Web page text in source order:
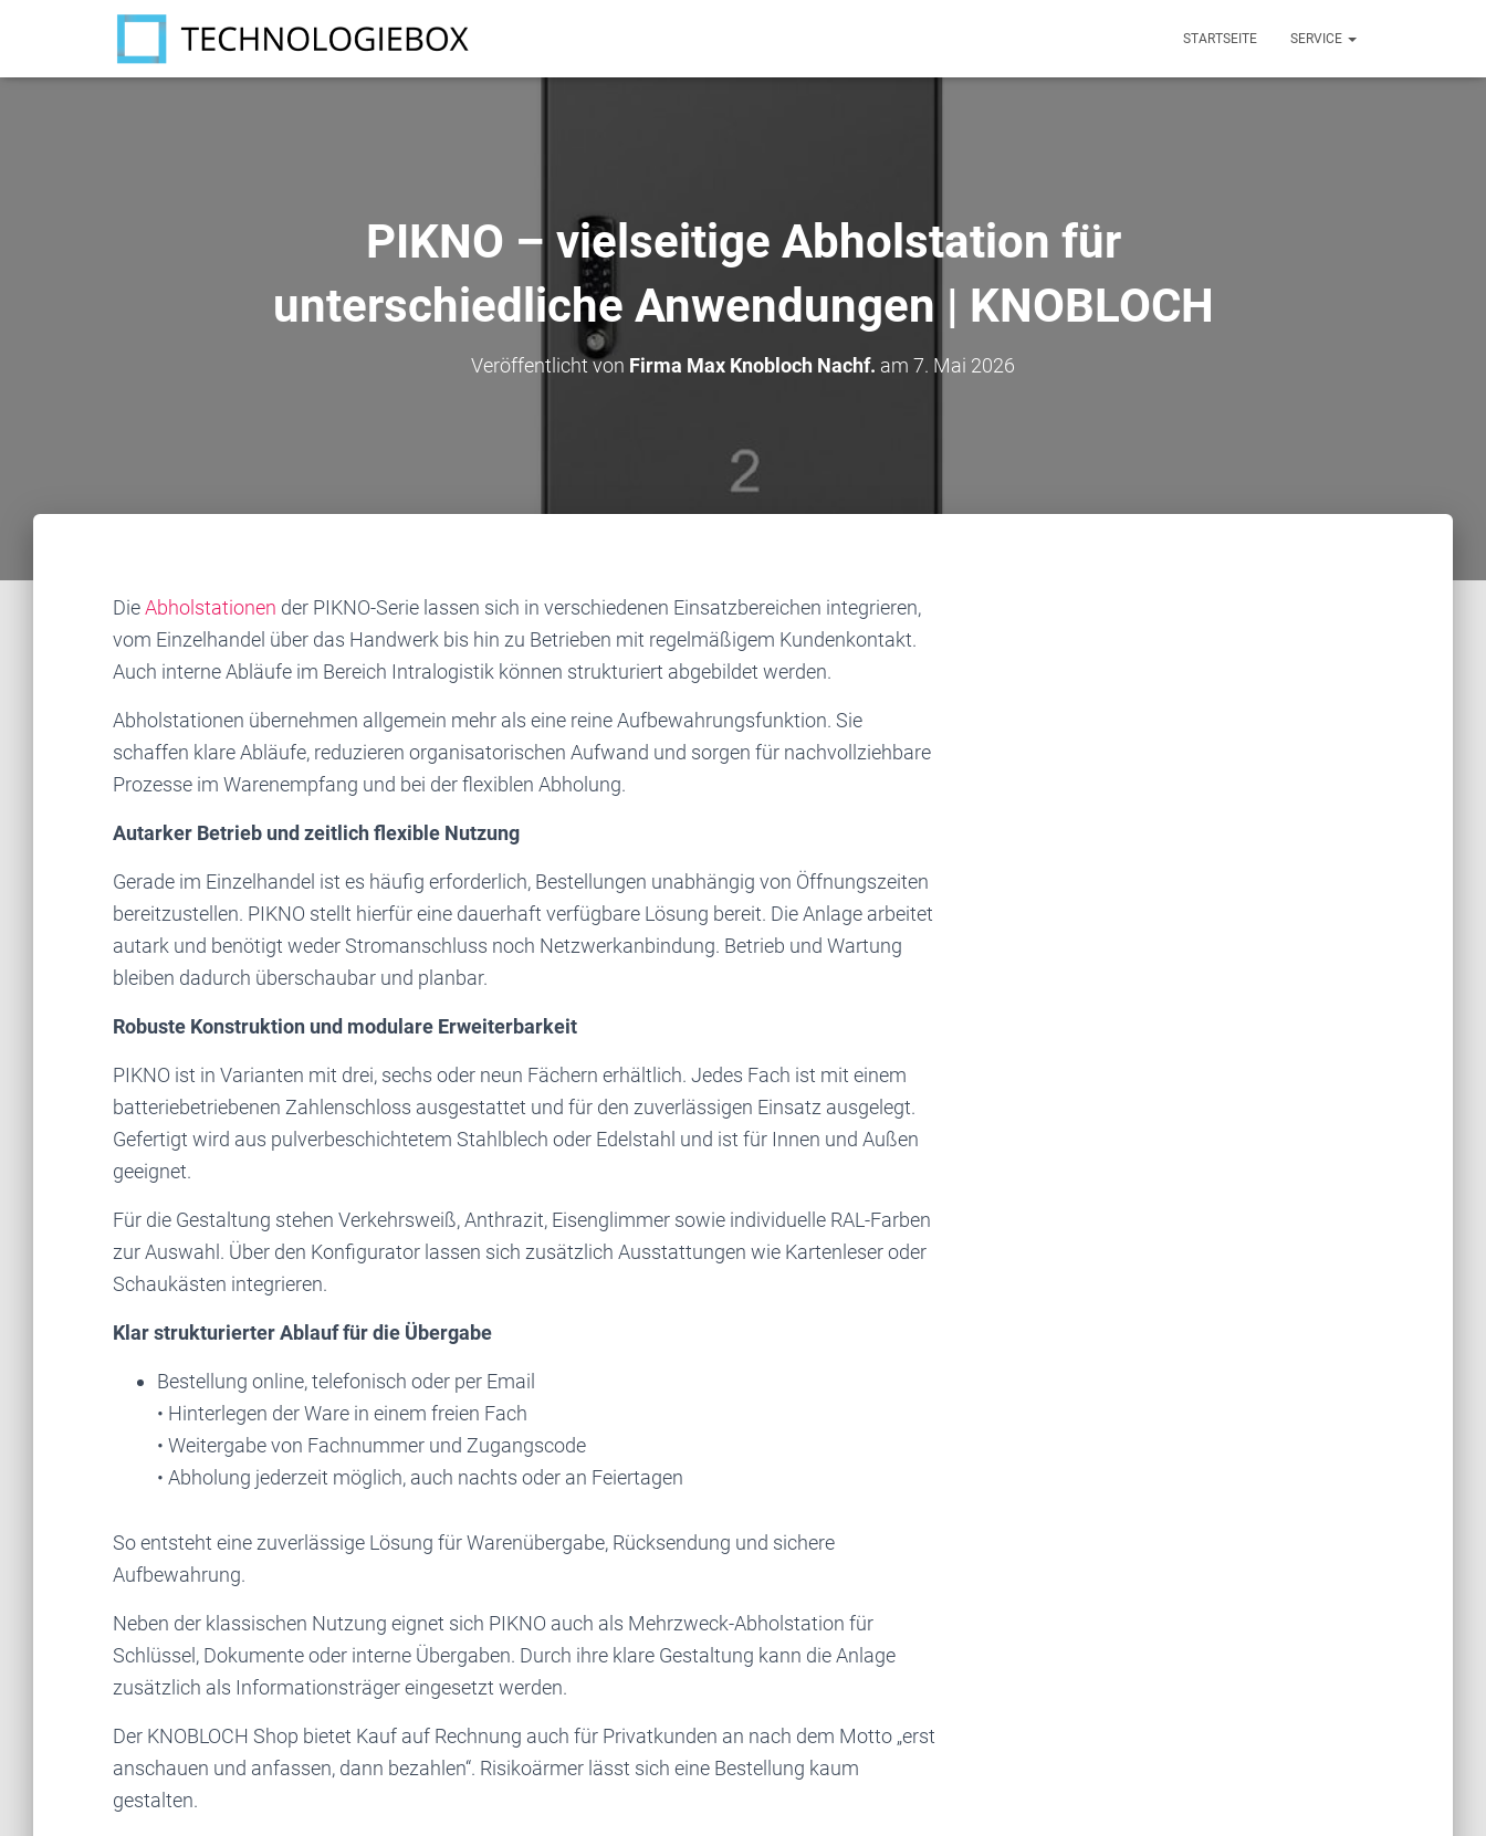
STARTSEITE SERVICE
PIKNO – vielseitige Abholstation für
unterschiedliche Anwendungen | KNOBLOCH
Veröffentlicht von Firma Max Knobloch Nachf. am 7. Mai 2026
DieAbholstationen der PIKNO-Serie lassen sich in verschiedenen Einsatzbereichen integrieren,
vom Einzelhandel über das Handwerk bis hin zu Betrieben mit regelmäßigem Kundenkontakt.
Auch interne Abläufe im Bereich Intralogistik können strukturiert abgebildet werden.
Abholstationen übernehmen allgemein mehr als eine reine Aufbewahrungsfunktion. Sie
schaffen klare Abläufe, reduzieren organisatorischen Aufwand und sorgen für nachvollziehbare
Prozesse im Warenempfang und bei der flexiblen Abholung.
Autarker Betrieb und zeitlich flexible Nutzung
Gerade im Einzelhandel ist es häufig erforderlich, Bestellungen unabhängig von Öffnungszeiten
bereitzustellen. PIKNO stellt hierfür eine dauerhaft verfügbare Lösung bereit. Die Anlage arbeitet
autark und benötigt weder Stromanschluss noch Netzwerkanbindung. Betrieb und Wartung
bleiben dadurch überschaubar und planbar.
Robuste Konstruktion und modulare Erweiterbarkeit
PIKNO ist in Varianten mit drei, sechs oder neun Fächern erhältlich. Jedes Fach ist mit einem
batteriebetriebenen Zahlenschloss ausgestattet und für den zuverlässigen Einsatz ausgelegt.
Gefertigt wird aus pulverbeschichtetem Stahlblech oder Edelstahl und ist für Innen und Außen
geeignet.
Für die Gestaltung stehen Verkehrsweiß, Anthrazit, Eisenglimmer sowie individuelle RAL-Farben
zur Auswahl. Über den Konfigurator lassen sich zusätzlich Ausstattungen wie Kartenleser oder
Schaukästen integrieren.
Klar strukturierter Ablauf für die Übergabe
Bestellung online, telefonisch oder per Email
• Hinterlegen der Ware in einem freien Fach
• Weitergabe von Fachnummer und Zugangscode
• Abholung jederzeit möglich, auch nachts oder an Feiertagen
So entsteht eine zuverlässige Lösung für Warenübergabe, Rücksendung und sichere
Aufbewahrung.
Neben der klassischen Nutzung eignet sich PIKNO auch als Mehrzweck-Abholstation für
Schlüssel, Dokumente oder interne Übergaben. Durch ihre klare Gestaltung kann die Anlage
zusätzlich als Informationsträger eingesetzt werden.
Der KNOBLOCH Shop bietet Kauf auf Rechnung auch für Privatkunden an nach dem Motto „erst
anschauen und anfassen, dann bezahlen“. Risikoärmer lässt sich eine Bestellung kaum
gestalten.